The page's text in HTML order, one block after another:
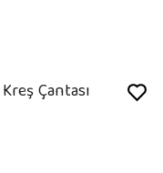
Çantası